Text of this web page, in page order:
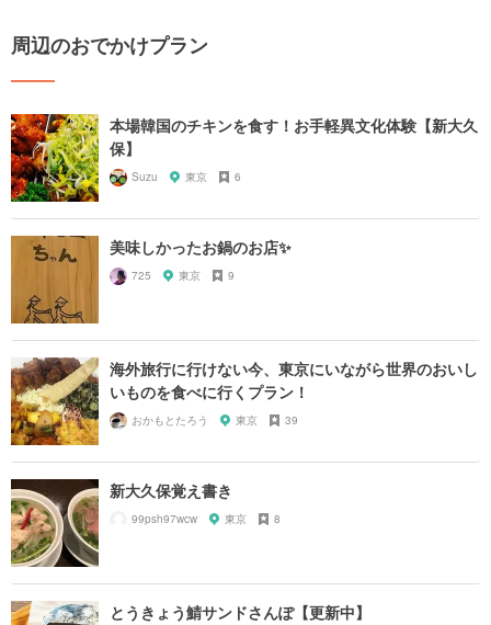
周辺のおでかけプラン
本場韓国のチキンを食す！お手軽異文化体験【新大久
保】
Suzu 東京 6
美味しかったお鍋のお店✨
725 東京 9
海外旅行に行けない今、東京にいながら世界のおいし
いものを食べに行くプラン！
おかもとたろう 東京 39
新大久保覚え書き
99psh97wcw 東京 8
とうきょう鯖サンドさんぽ【更新中】